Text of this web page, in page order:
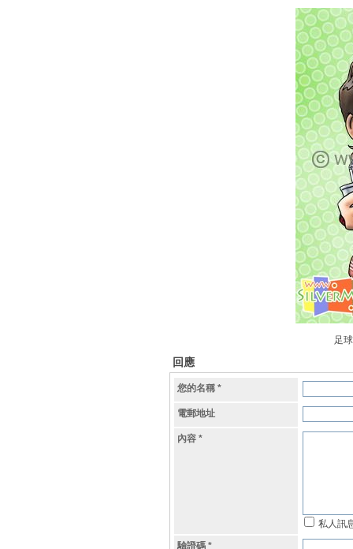
足
回應
您的名稱 *
電郵地址
內容 *
私人訊
驗證碼 *